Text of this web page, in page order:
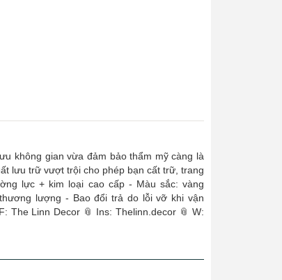
không gian vừa đảm bảo thẩm mỹ càng là
lưu trữ vượt trội cho phép bạn cất trữ, trang
+ kim loại cao cấp - Màu sắc: vàng
lượng - Bao đổi trả do lỗi vỡ khi vận
Linn Decor 📎 Ins: Thelinn.decor 📎 W: